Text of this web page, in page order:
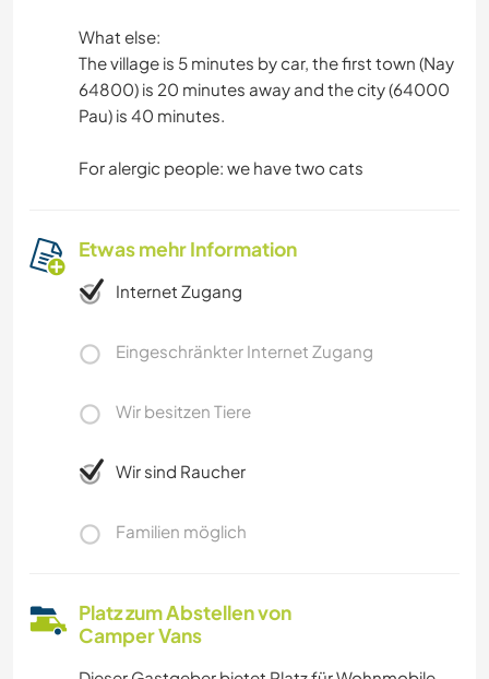
What else:
The village is 5 minutes by car, the first town (Nay
64800) is 20 minutes away and the city (64000
Pau) is 40 minutes.
For alergic people: we have two cats
Etwas mehr Information
Internet Zugang
Eingeschränkter Internet Zugang
Wir besitzen Tiere
Wir sind Raucher
Familien möglich
Platz zum Abstellen von
Camper Vans